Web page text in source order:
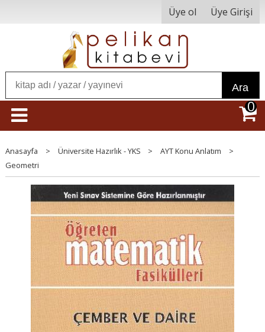
Üye ol Üye Girişi
Ara
0
Anasayfa > Üniversite Hazırlık - YKS > AYT Konu Anlatım
>
Geometri